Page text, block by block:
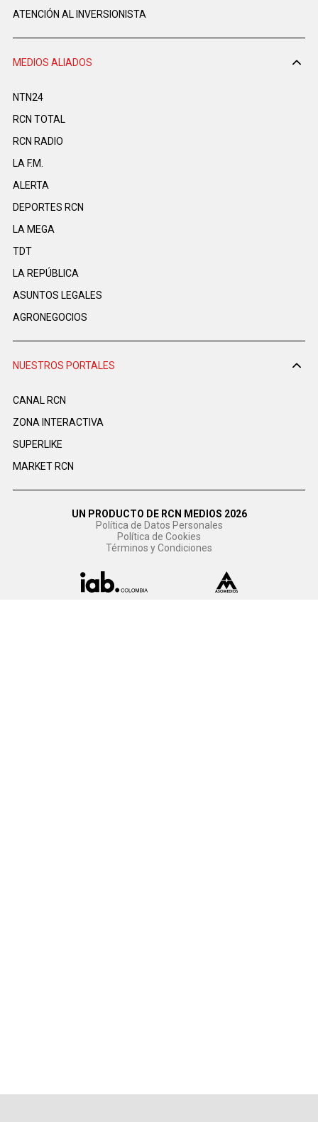
ATENCIÓN AL INVERSIONISTA
MEDIOS ALIADOS
NTN24
RCN TOTAL
RCN RADIO
LA F.M.
ALERTA
DEPORTES RCN
LA MEGA
TDT
LA REPÚBLICA
ASUNTOS LEGALES
AGRONEGOCIOS
NUESTROS PORTALES
CANAL RCN
ZONA INTERACTIVA
SUPERLIKE
MARKET RCN
UN PRODUCTO DE RCN MEDIOS 2026
Política de Datos Personales
Política de Cookies
Términos y Condiciones